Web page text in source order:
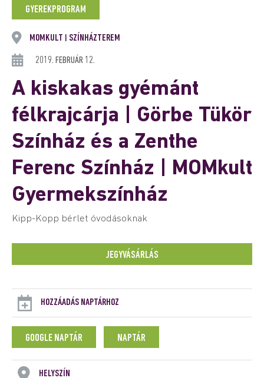
GYEREKPROGRAM
MOMKULT SZÍNHÁZTEREM
2019. FEBRUÁR 12.
A kiskakas gyémánt
félkrajcárja | Görbe Tükör
Színház és a Zenthe
Ferenc Színház | MOMkult
Gyermekszínház
Kipp-Kopp bérlet óvodásoknak
JEGYVÁSÁRLÁS
HOZZÁADÁS NAPTÁRHOZ
GOOGLE NAPTÁR NAPTÁR
HELYSZÍN